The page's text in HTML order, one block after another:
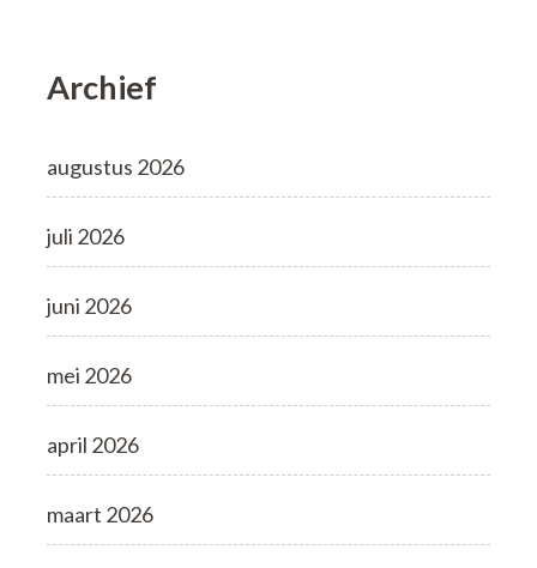
Archief
augustus 2026
juli 2026
juni 2026
mei 2026
april 2026
maart 2026